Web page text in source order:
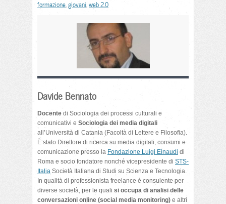
formazione giovani web 2.0
Davide Bennato
Docente di Sociologia dei processi culturali e
comunicativi e Sociologia dei media digitali
all’Università di Catania (Facoltà di Lettere e Filosofia).
È stato Direttore di ricerca su media digitali, consumi e
comunicazione presso la Fondazione Luigi Einaudi di
Roma e socio fondatore nonché vicepresidente di STS-
Italia Società Italiana di Studi su Scienza e Tecnologia.
In qualità di professionista freelance è consulente per
diverse società, per le quali si occupa di analisi delle
conversazioni online (social media monitoring) e altri